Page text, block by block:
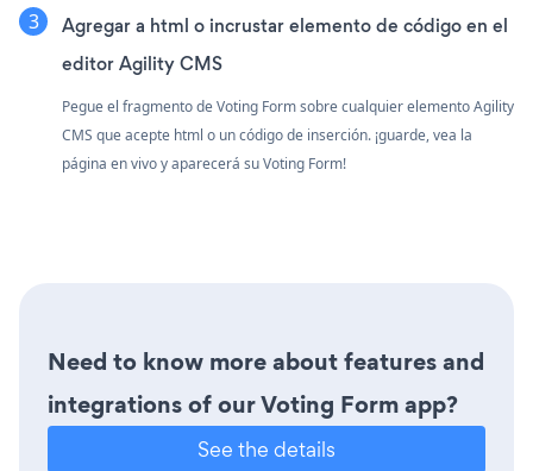
Agregar a html o incrustar elemento de código en el
editor Agility CMS
Pegue el fragmento de Voting Form sobre cualquier elemento Agility
CMS que acepte html o un código de inserción. ¡guarde, vea la
página en vivo y aparecerá su Voting Form!
Need to know more about features and
integrations of our Voting Form app?
See the details